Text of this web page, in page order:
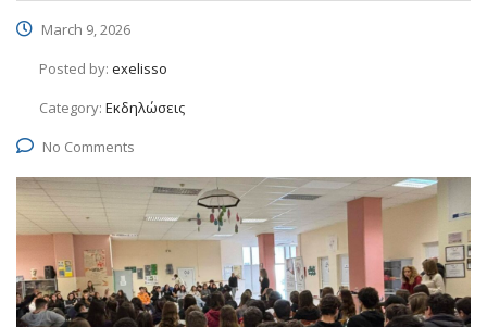
March 9, 2026
Posted by: exelisso
Category: Εκδηλώσεις
No Comments